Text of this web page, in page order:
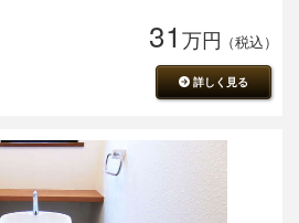
31 万円 （税込）
詳しく見る